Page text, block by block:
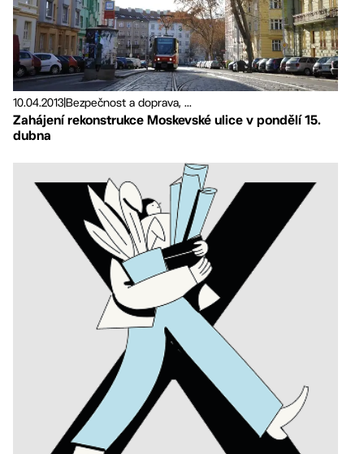
10.04.2013Bezpečnost a doprava, ...
Zahájení rekonstrukce Moskevské ulice v pondělí 15.
dubna